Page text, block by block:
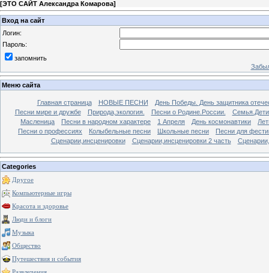
[ЭТО САЙТ Александра Комарова]
Вход на сайт
Логин:
Пароль:
запомнить
Меню сайта
Главная страница НОВЫЕ ПЕСНИ
День Победы. День защитника
Песни мире и дружбе
Природа,экология. Песни о Родине.России.
Масленица
Песни в народном характере 1 Апреля День космонавтики
Песни о профессиях
Колыбельные песни Школьные песни
Песни для
Сценарии,инсценировки
Сценарии,инсценировки 2 часть
Categories
Другое
Компьютерные игры
Красота и здоровье
Люди и блоги
Музыка
Общество
Путешествия и события